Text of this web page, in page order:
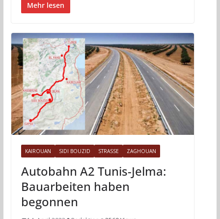
Mehr lesen
KAIROUAN SIDI BOUZID STRASSE ZAGHOUAN
Autobahn A2 Tunis-Jelma:
Bauarbeiten haben
begonnen